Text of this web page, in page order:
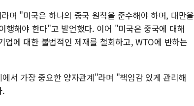
며 "미국은 하나의 중국 원칙을 준수해야 하며, 대만을
행해야 한다"고 발언했다. 이어 "미국은 중국에 대해
에 대한 불법적인 제재를 철회하고, WTO에 반하는
서 가장 중요한 양자관계"라며 "책임감 있게 관리해
.